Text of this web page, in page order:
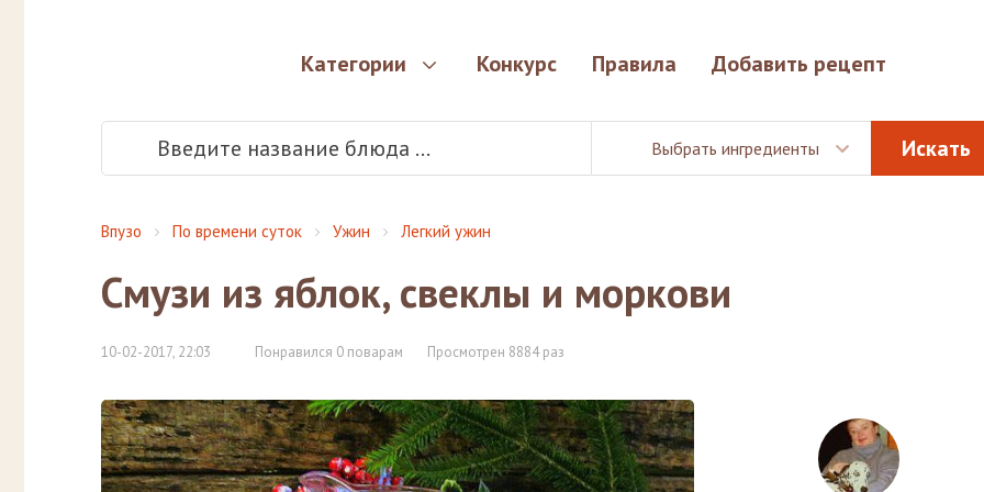
Категории Конкурс Правила Добавить рецепт
Выбрать ингредиенты
Впузо По времени суток Ужин Легкий ужин
Смузи из яблок, свеклы и моркови
10-02-2017, 22:03 Понравился 0 поварам Просмотрен 8884 раз